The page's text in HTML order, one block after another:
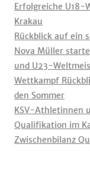
Erfolgreiche
Krakau
Rückblick auf ein
Nova Müller
und U23-
Wettkampf
den Sommer
KSV-Athletinnen
Qualifikation im
Zwischenbilanz